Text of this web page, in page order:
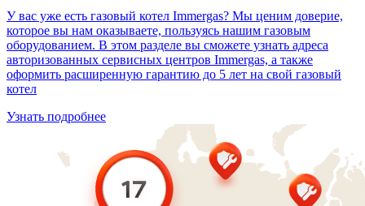
У вас уже есть газовый котел Immergas? Мы ценим доверие,
которое вы нам оказываете, пользуясь нашим газовым
оборудованием. В этом разделе вы сможете узнать адреса
авторизованных сервисных центров Immergas, а также
оформить расширенную гарантию до 5 лет на свой газовый
котел
Узнать подробнее